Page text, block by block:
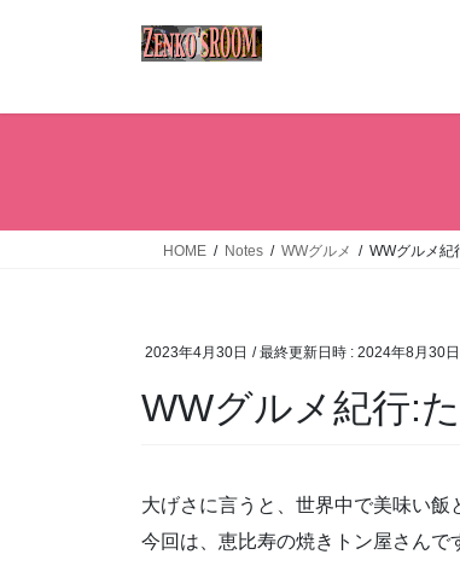
HOME Notes WWグルメ WWグルメ紀
2023年4月30日 / 最終更新日時 : 2024年8月30日
WWグルメ紀行:
大げさに言うと、世界中で美味い飯
今回は、恵比寿の焼きトン屋さんで